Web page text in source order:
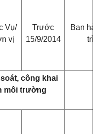
Vụ/
vị
Trước
15/9/2014
Ban
công khai
môi trường